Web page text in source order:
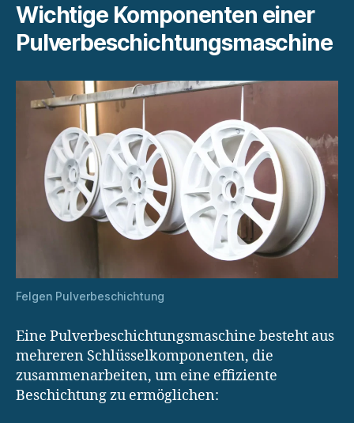
Wichtige Komponenten einer
Pulverbeschichtungsmaschine
Felgen Pulverbeschichtung
Eine Pulverbeschichtungsmaschine besteht aus
mehreren Schlüsselkomponenten, die
zusammenarbeiten, um eine effiziente
Beschichtung zu ermöglichen: